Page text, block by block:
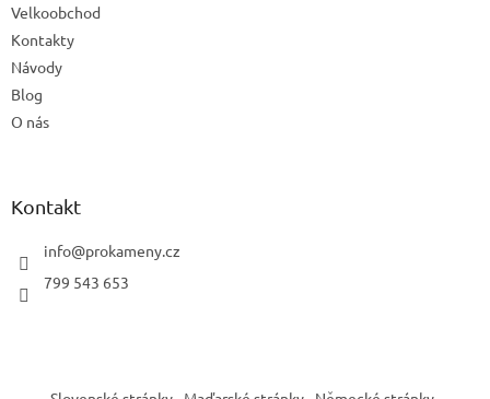
Velkoobchod
Kontakty
Návody
Blog
O nás
Kontakt
info@prokameny.cz
799 543 653